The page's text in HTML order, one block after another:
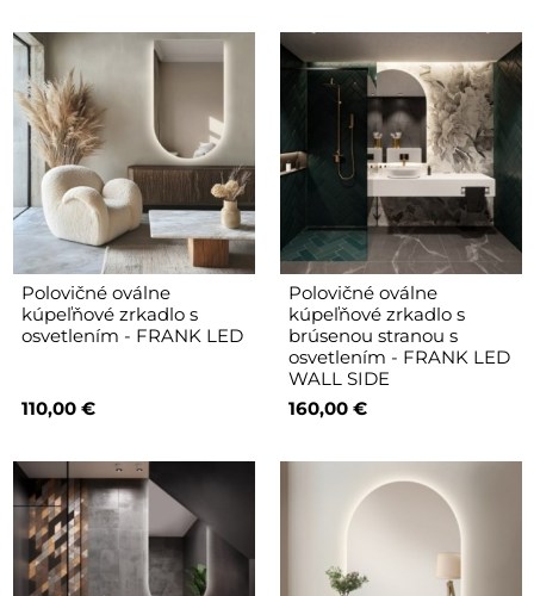
Polovičné oválne
kúpeľňové zrkadlo s
osvetlením - FRANK LED
110,00 €
Polovičné oválne
kúpeľňové zrkadlo s
brúsenou stranou s
osvetlením - FRANK LED
WALL SIDE
160,00 €